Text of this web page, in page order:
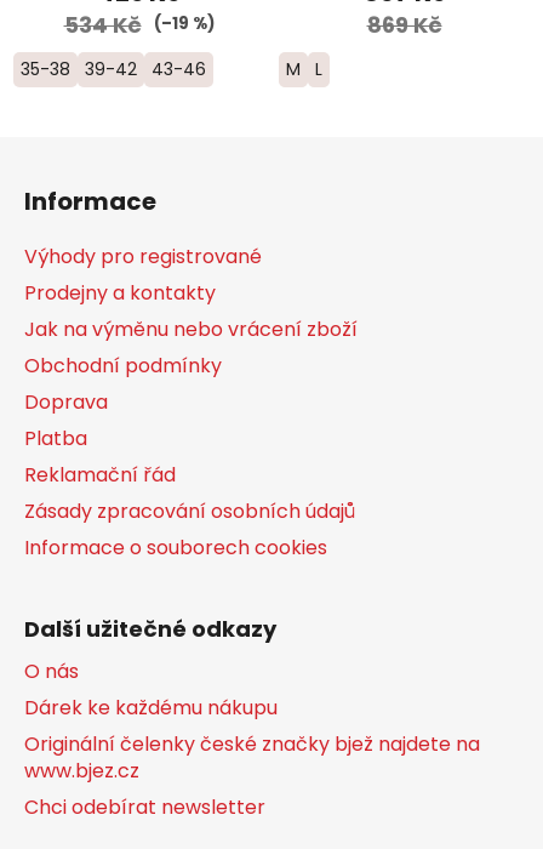
534 Kč (–19 %)
35-38 39-42 43-46
869 Kč
M L
Informace
Výhody pro registrované
Prodejny a kontakty
Jak na výměnu nebo vrácení zboží
Obchodní podmínky
Doprava
Platba
Reklamační řád
Zásady zpracování osobních údajů
Informace o souborech cookies
Další užitečné odkazy
O nás
Dárek ke každému nákupu
Originální čelenky české značky bjež najdete na
www.bjez.cz
Chci odebírat newsletter